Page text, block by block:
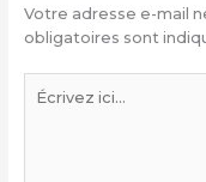
Votre adresse e-mail
obligatoires sont
ici…